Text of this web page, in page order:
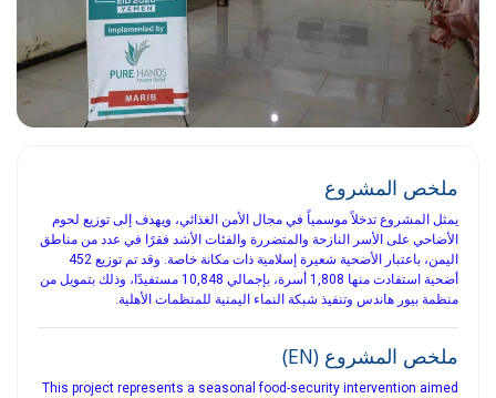
ملخص المشروع
يمثل المشروع تدخلاً موسمياً في مجال الأمن الغذائي، ويهدف إلى توزيع لحوم
الأضاحي على الأسر النازحة والمتضررة والفئات الأشد فقرًا في عدد من مناطق
اليمن، باعتبار الأضحية شعيرة إسلامية ذات مكانة خاصة. وقد تم توزيع 452
أضحية استفادت منها 1,808 أسرة، بإجمالي 10,848 مستفيدًا، وذلك بتمويل من
منظمة بيور هاندس وتنفيذ شبكة النماء اليمنية للمنظمات الأهلية.
ملخص المشروع (EN)
This project represents a seasonal food-security intervention aimed